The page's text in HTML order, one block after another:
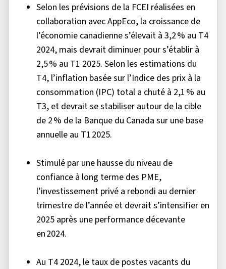
Selon les prévisions de la FCEI réalisées en
collaboration avec AppEco, la croissance de
l’économie canadienne s’élevait à 3,2 % au T4
2024, mais devrait diminuer pour s’établir à
2,5 % au T1 2025. Selon les estimations du
T4, l’inflation basée sur l’Indice des prix à la
consommation (IPC) total a chuté à 2,1 % au
T3, et devrait se stabiliser autour de la cible
de 2 % de la Banque du Canada sur une base
annuelle au T1 2025.
Stimulé par une hausse du niveau de
confiance à long terme des PME,
l’investissement privé a rebondi au dernier
trimestre de l’année et devrait s’intensifier en
2025 après une performance décevante
en 2024.
Au T4 2024, le taux de postes vacants du